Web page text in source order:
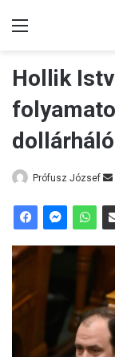
Hollik
Prófusz József
i